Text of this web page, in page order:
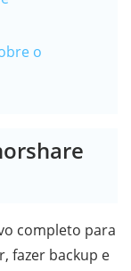
o
completo para
fazer backup e